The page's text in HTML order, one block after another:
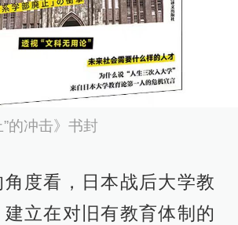
”的冲击》书封
角度看，日本战后大学教
立在对旧有教育体制的